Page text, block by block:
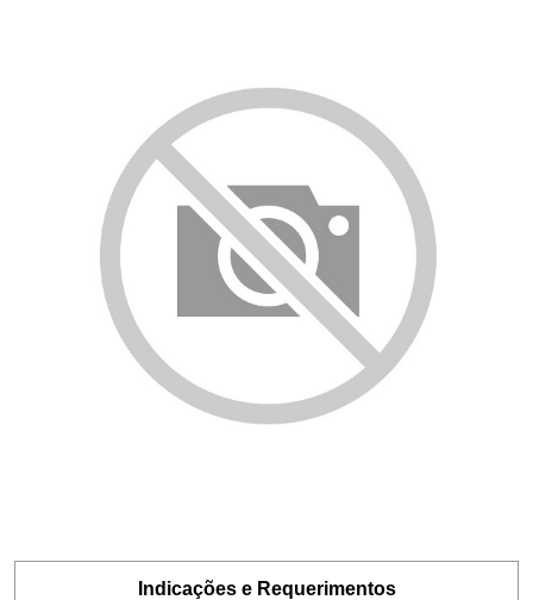
Indicações e Requerimentos